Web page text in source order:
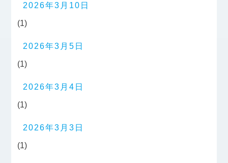
2026年3月10日
(1)
2026年3月5日
(1)
2026年3月4日
(1)
2026年3月3日
(1)